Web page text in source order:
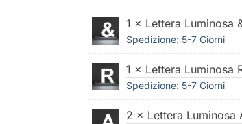
1 × Lettera Luminosa
Spedizione: 5-7 Giorni
1 × Lettera Luminosa
Spedizione: 5-7 Giorni
2 × Lettera Luminosa